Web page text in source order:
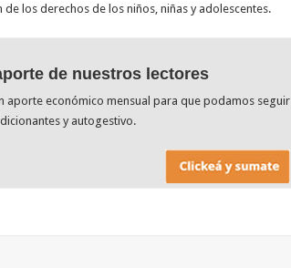
los derechos de los niños, niñas y adolescentes.
de nuestros lectores
aporte económico mensual para que podamos seguir
y autogestivo.